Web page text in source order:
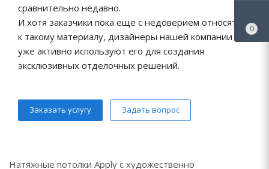
сравнительно недавно.
И хотя заказчики пока еще с недоверием относятся
к такому материалу, дизайнеры нашей компании
уже активно используют его для создания
эксклюзивных отделочных решений.
Заказать услугу Задать вопрос
Натяжные потолки Apply с художественно
0